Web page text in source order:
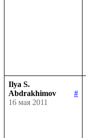
Ilya S.
Abdrakhimov
#
16 мая 2011